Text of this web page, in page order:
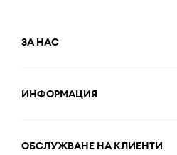
ЗА НАС
ИНФОРМАЦИЯ
ОБСЛУЖВАНЕ НА КЛИЕНТИ